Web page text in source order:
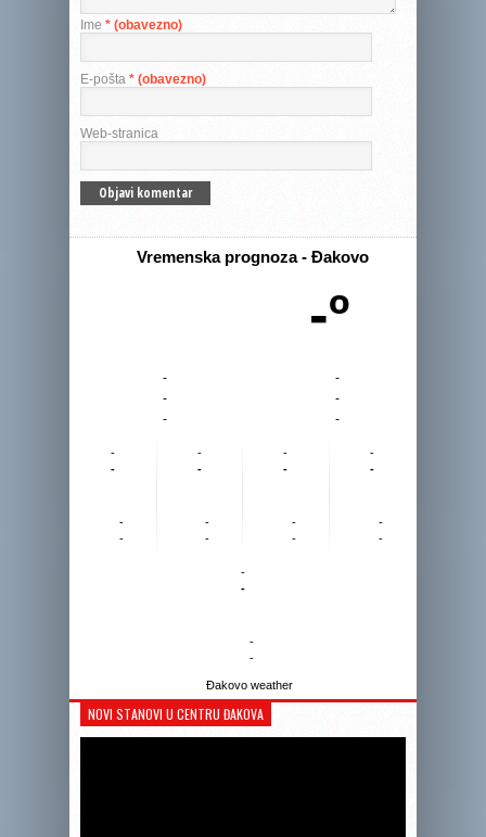
Ime * (obavezno)
E-pošta * (obavezno)
Web-stranica
Vremenska prognoza - Đakovo
-º
-
-
-
-
-
-
-
-
-
-
-
-
-
-
-
-
-
-
-
-
-
-
-
-
-
-
Đakovo weather
NOVI STANOVI U CENTRU ĐAKOVA